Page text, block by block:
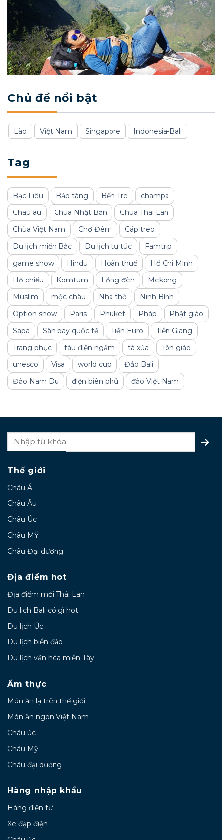
Chủ đề nổi bật
Lào Việt Nam Singapore Indonesia-Bali
Tag
Bạc Liêu Bảo tàng Bến Tre
champa
Châu âu
Chùa Nhật Bản
Chùa Thái Lan
Chùa Việt Nam
Chợ Đêm
Cáp treo
Du lịch miền Bắc
Du lịch tự túc
Famtrip
game show
Hindu Hoàn thuế
Hồ Chi Minh
Hộ chiếu
Komtum Lồng đèn
Mekong
Muslim
mộc châu Nhà thờ
Ninh Bình
Option show
Paris Phuket Pháp
Phật giáo
Sapa
Sân bay quốc tế Tiền Euro
Tiền Giang
Trang phục
tàu điện ngầm tà xùa
Tôn giáo
unesco
Visa world cup
Đảo Bali
Đảo Nam Du
điện biên phủ đảo Việt Nam
Thế giới
Châu Á
Châu Âu
Châu Úc
Châu MỸ
Châu Đại dương
Địa điểm hot
Địa điểm mới Thái Lan
Du lich Bali có gì hot
Du lịch Úc
Du lịch biển đảo
Du lịch văn hóa miền Tây
Ẩm thực
Món ăn lạ trên thế giới
Món ăn ngon Việt Nam
Châu úc
Châu Mỹ
Châu đại dương
Hàng nhập khẩu
Hàng điện tử
Xe đạp điện